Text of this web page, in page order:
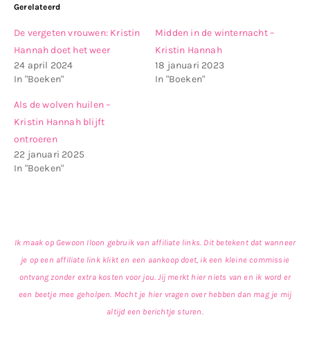
Gerelateerd
De vergeten vrouwen: Kristin
Hannah doet het weer
24 april 2024
In "Boeken"
Midden in de winternacht –
Kristin Hannah
18 januari 2023
In "Boeken"
Als de wolven huilen –
Kristin Hannah blijft
ontroeren
22 januari 2025
In "Boeken"
Ik maak op Gewoon Iloon gebruik van affiliate links. Dit betekent dat wanneer
je op een affiliate link klikt en een aankoop doet, ik een kleine commissie
ontvang zonder extra kosten voor jou. Jij merkt hier niets van en ik word er
een beetje mee geholpen. Mocht je hier vragen over hebben dan mag je mij
altijd een berichtje sturen.